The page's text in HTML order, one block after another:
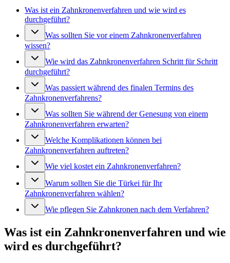
Was ist ein Zahnkronenverfahren und wie wird es
durchgeführt?
Was sollten Sie vor einem Zahnkronenverfahren
wissen?
Wie wird das Zahnkronenverfahren Schritt für Schritt
durchgeführt?
Was passiert während des finalen Termins des
Zahnkronenverfahrens?
Was sollten Sie während der Genesung von einem
Zahnkronenverfahren erwarten?
Welche Komplikationen können bei
Zahnkronenverfahren auftreten?
Wie viel kostet ein Zahnkronenverfahren?
Warum sollten Sie die Türkei für Ihr
Zahnkronenverfahren wählen?
Wie pflegen Sie Zahnkronen nach dem Verfahren?
Was ist ein Zahnkronenverfahren und wie
wird es durchgeführt?